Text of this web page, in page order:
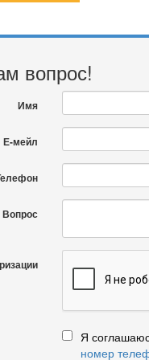
вопрос!
Имя
Е-мейл
Вопрос
Я
номер